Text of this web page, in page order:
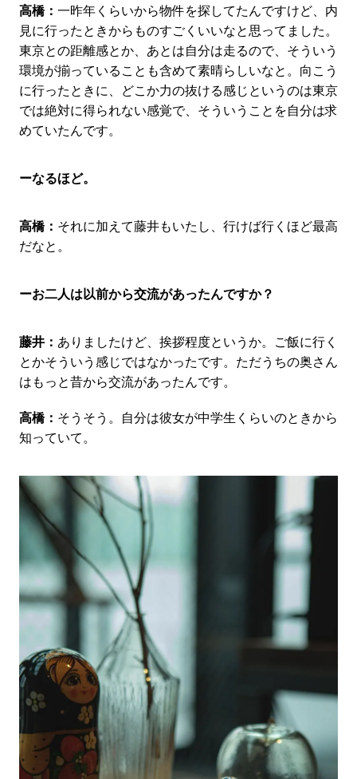
高橋： 一昨年くらいから物件を探してたんですけど、内
見に行ったときからものすごくいいなと思ってました。
東京との距離感とか、あとは自分は走るので、そういう
環境が揃っていることも含めて素晴らしいなと。向こう
に行ったときに、どこか力の抜ける感じというのは東京
では絶対に得られない感覚で、そういうことを自分は求
めていたんです。
ーなるほど。
高橋： それに加えて藤井もいたし、行けば行くほど最高
だなと。
ーお二人は以前から交流があったんですか？
藤井： ありましたけど、挨拶程度というか。ご飯に行く
とかそういう感じではなかったです。ただうちの奥さん
はもっと昔から交流があったんです。
高橋： そうそう。自分は彼女が中学生くらいのときから
知っていて。